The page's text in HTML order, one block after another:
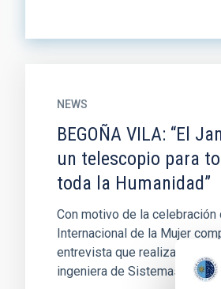
NEWS
BEGOÑA VILA: “El
un telescopio para
toda la Humanidad”
Con motivo de la celebración
Internacional de la Mujer
entrevista que realizamos a
ingeniera de Sistemas de